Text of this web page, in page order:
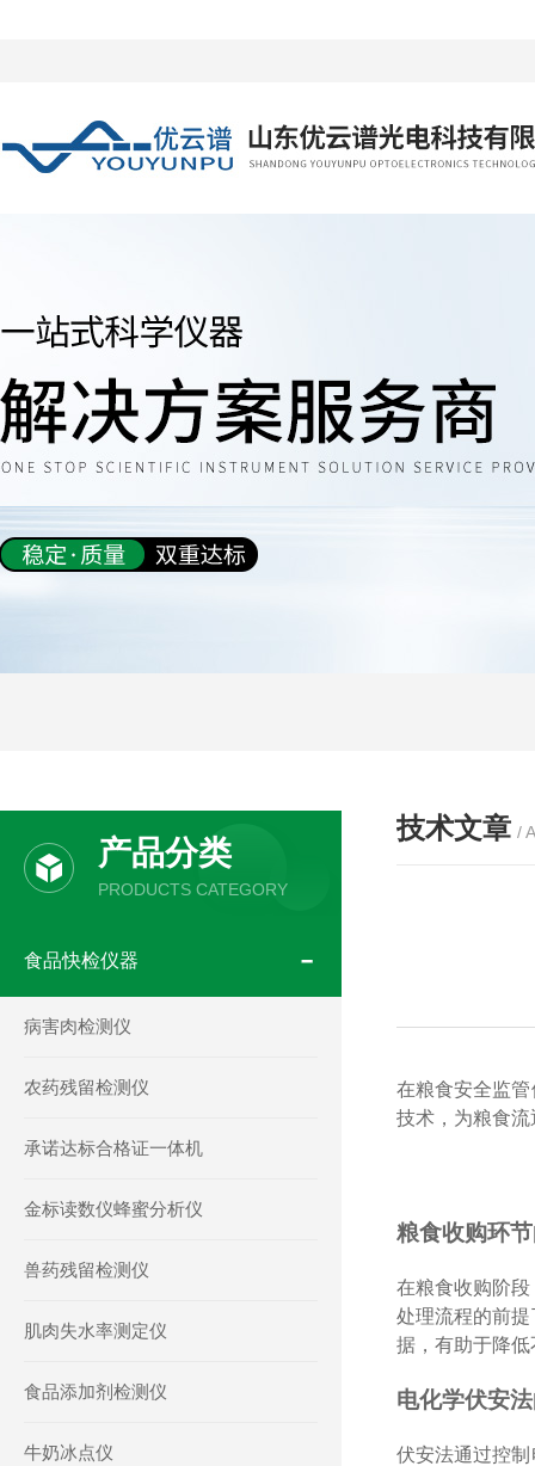
技术文章 /
在粮食安全监
技术，为粮食
粮食收购环
在粮食收购阶
处理流程的前
据，有助于降
电化学伏安
伏安法通过控
产品分类
PRODUCTS CATEGORY
食品快检仪器
病害肉检测仪
农药残留检测仪
承诺达标合格证一体机
金标读数仪蜂蜜分析仪
兽药残留检测仪
肌肉失水率测定仪
食品添加剂检测仪
牛奶冰点仪